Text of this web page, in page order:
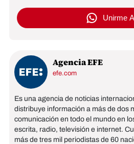
Unirme
Agencia EFE
efe.com
Es una agencia de noticias
distribuye información a más de dos
comunicación en todo el mundo en
escrita, radio, televisión e internet.
más de tres mil periodistas de 60